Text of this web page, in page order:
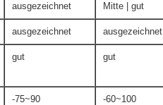
ausgezeichnet Mitte | gut
ausgezeichnet ausgezeichnet
gut gut
-75~90 -60~100